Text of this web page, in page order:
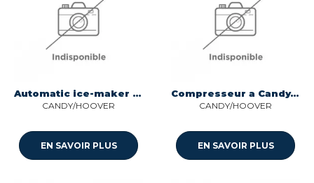
Automatic ice-maker pour refrigerateur.. Candy/hoover 70039368
CANDY/HOOVER
EN SAVOIR PLUS
Compresseur a Candy/hoover 49118437
CANDY/HOOVER
EN SAVOIR PLUS